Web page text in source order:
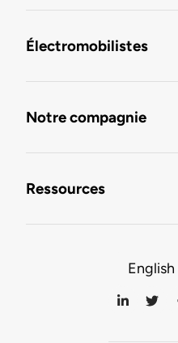
Électromobilistes
Notre compagnie
Ressources
English